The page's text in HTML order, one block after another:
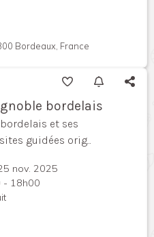
Bordeaux, France
bordelais
et ses
guidées orig...
nov. 2025
- 18h00